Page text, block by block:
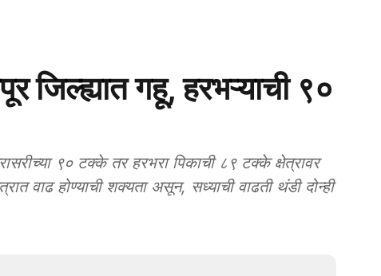
गहू, हरभऱ्याची ९०
९० टक्के तर हरभरा पिकाची ८९ टक्के क्षेत्रावर
वाढ होण्याची शक्यता असून, सध्याची वाढती थंडी दोन्ही